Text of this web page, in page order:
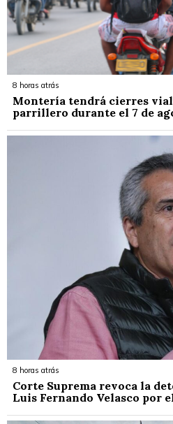
8 horas atrás
Montería tendrá cierres
parrillero durante el 7 de
8 horas atrás
Corte Suprema revoca la
Luis Fernando Velasco por